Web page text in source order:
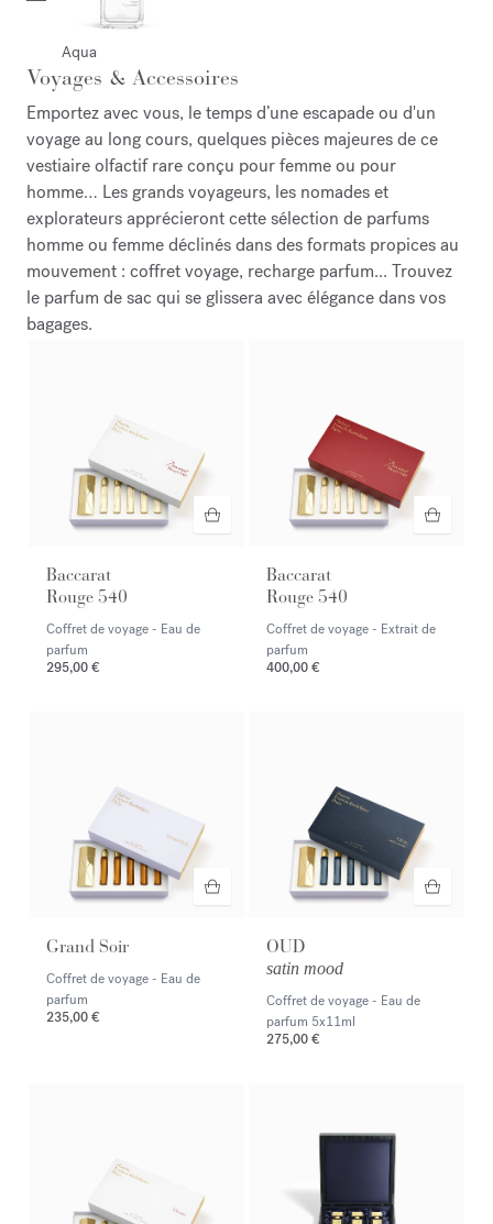
Aqua
Voyages & Accessoires
Emportez avec vous, le temps d’une escapade ou d'un
voyage au long cours, quelques pièces majeures de ce
vestiaire olfactif rare conçu pour femme ou pour
homme… Les grands voyageurs, les nomades et
explorateurs apprécieront cette sélection de parfums
homme ou femme déclinés dans des formats propices au
mouvement : coffret voyage, recharge parfum... Trouvez
le parfum de sac qui se glissera avec élégance dans vos
bagages.
Baccarat
Rouge 540
Coffret de voyage - Eau de
parfum
295,00 €
Baccarat
Rouge 540
Coffret de voyage - Extrait de
parfum
400,00 €
Grand Soir
Coffret de voyage - Eau de
parfum
235,00 €
OUD
satin mood
Coffret de voyage - Eau de
parfum 5x11ml
275,00 €